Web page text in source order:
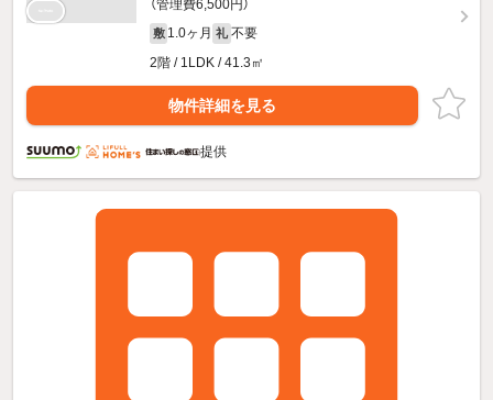
（管理費6,500円）
敷 1.0ヶ月 礼 不要
2階 / 1LDK / 41.3㎡
物件詳細を見る
提供